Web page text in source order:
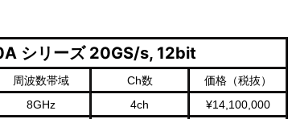
シリーズ 20GS/s, 12bit
周波数帯域 Ch数
価格（税抜）
8GHz 4ch
¥14,100,000